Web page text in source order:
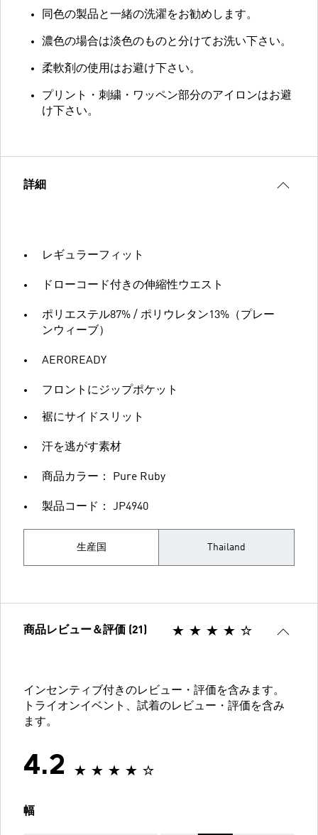
同色の製品と一緒の洗濯をお勧めします。
濃色の場合は淡色のものと分けてお洗い下さい。
柔軟剤の使用はお避け下さい。
プリント・刺繍・ワッペン部分のアイロンはお避
け下さい。
詳細
レギュラーフィット
ドローコード付きの伸縮性ウエスト
ポリエステル87% / ポリウレタン13%（プレー
ンウィーブ）
AEROREADY
フロントにジップポケット
裾にサイドスリット
汗を逃がす素材
商品カラー： Pure Ruby
製品コード： JP4940
生産国 Thailand
商品レビュー＆評価 (21)
インセンティブ付きのレビュー・評価を含みます。
トライオンイベント、試着のレビュー・評価を含み
ます。
4.2
幅